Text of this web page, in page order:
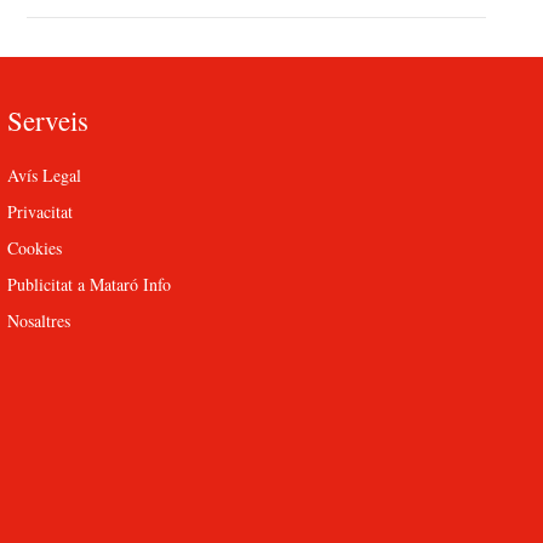
Serveis
Avís Legal
Privacitat
Cookies
Publicitat a Mataró Info
Nosaltres